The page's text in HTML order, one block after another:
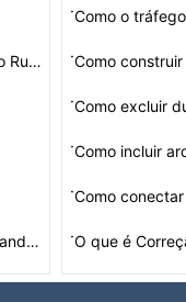
Como se livrar de avisos de certificado em selênio Rub…
Como faço para criar um controlador usando um andaime …
·Como o
·Como
·Como excluir
·
·Como
·O que é